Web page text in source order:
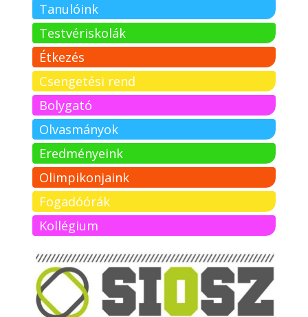
Tanulóink
Testvériskolák
Étkezés
Csengetési rend
Bolygató
Olvasmányok
Eredményeink
Olimpikonjaink
Fogadóórák
Kollégium